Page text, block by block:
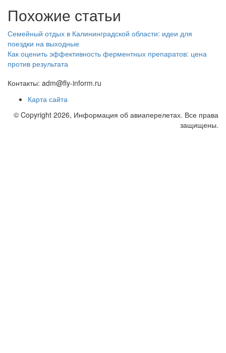
Похожие статьи
Семейный отдых в Калининградской области: идеи для
поездки на выходные
Как оценить эффективность ферментных препаратов: цена
против результата
Контакты: adm@fly-inform.ru
Карта сайта
© Copyright 2026, Информация об авиаперелетах. Все права
защищены.